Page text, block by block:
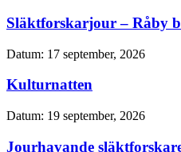
Släktforskarjour – Råby
Datum: 17 september, 2026
Kulturnatten
Datum: 19 september, 2026
Jourhavande